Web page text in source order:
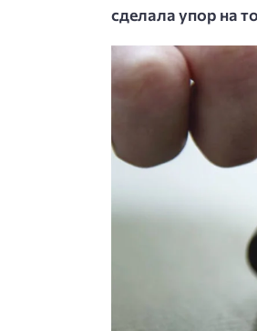
сделала упор на